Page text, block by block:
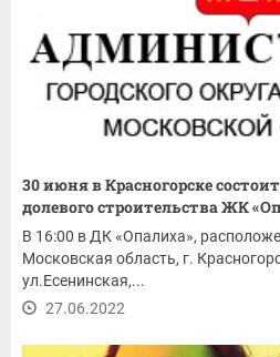
30 июня в Красногорске
долевого строительства ЖК
В 16:00 в ДК «Опалиха»,
Московская область, г.
ул.Есенинская,...
27.06.2022